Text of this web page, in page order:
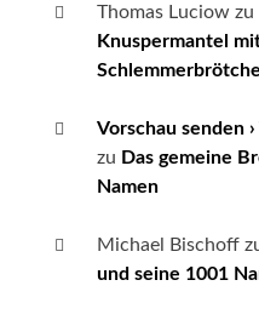
Thomas Luciow zu
Knuspermantel
Vorschau senden
zu Das gemeine
Namen
Michael Bischoff
und seine 1001